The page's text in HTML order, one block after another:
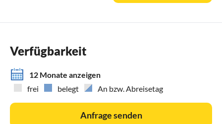
Verfügbarkeit
12 Monate anzeigen
frei
belegt An bzw. Abreisetag
Anfrage senden